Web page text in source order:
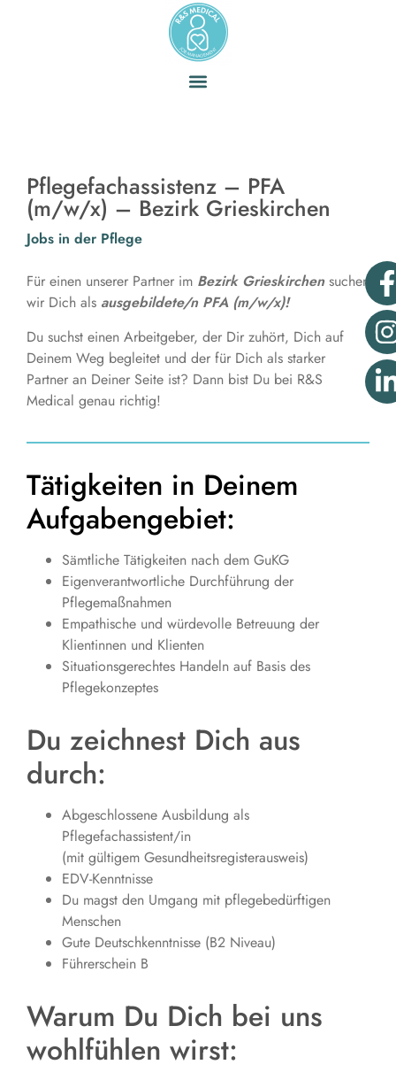
Pflegefachassistenz – PFA
(m/w/x) – Bezirk Grieskirchen
Jobs in der Pflege
Für einen unserer Partner im Bezirk Grieskirchensuchen
wir Dich als ausgebildete/n PFA (m/w/x)!
Du suchst einen Arbeitgeber, der Dir zuhört, Dich auf
Deinem Weg begleitet und der für Dich als starker
Partner an Deiner Seite ist? Dann bist Du bei R&S
Medical genau richtig!
Tätigkeiten in Deinem
Aufgabengebiet:
Sämtliche Tätigkeiten nach dem GuKG
Eigenverantwortliche Durchführung der
Pflegemaßnahmen
Empathische und würdevolle Betreuung der
Klientinnen und Klienten
Situationsgerechtes Handeln auf Basis des
Pflegekonzeptes
Du zeichnest Dich aus
durch:
Abgeschlossene Ausbildung als
Pflegefachassistent/in
(mit gültigem Gesundheitsregisterausweis)
EDV-Kenntnisse
Du magst den Umgang mit pflegebedürftigen
Menschen
Gute Deutschkenntnisse (B2 Niveau)
Führerschein B
Warum Du Dich bei uns
wohlfühlen wirst: